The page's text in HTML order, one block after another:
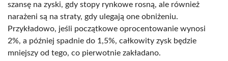
szansę na zyski, gdy stopy rynkowe rosną, ale również
narażeni są na straty, gdy ulegają one obniżeniu.
Przykładowo, jeśli początkowe oprocentowanie wynosi
2%, a później spadnie do 1,5%, całkowity zysk będzie
mniejszy od tego, co pierwotnie zakładano.